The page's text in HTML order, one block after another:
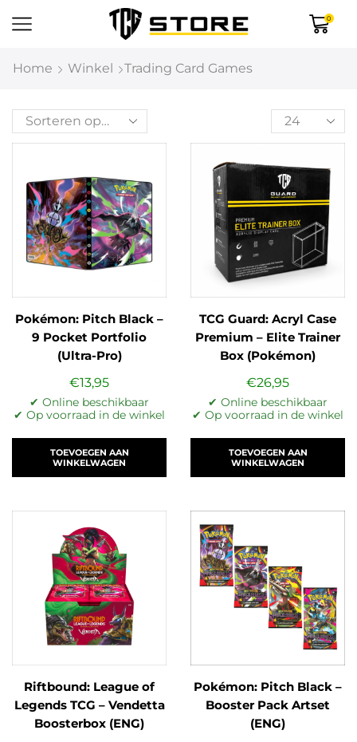
0
Home Winkel Trading Card Games
Pokémon: Pitch Black –
9 Pocket Portfolio
(Ultra-Pro)
€13,95
✔ Online beschikbaar
✔ Op voorraad in de winkel
TOEVOEGEN AAN
WINKELWAGEN
TCG Guard: Acryl Case
Premium – Elite Trainer
Box (Pokémon)
€26,95
✔ Online beschikbaar
✔ Op voorraad in de winkel
TOEVOEGEN AAN
WINKELWAGEN
Riftbound: League of
Legends TCG – Vendetta
Boosterbox (ENG)
Pokémon: Pitch Black –
Booster Pack Artset
(ENG)